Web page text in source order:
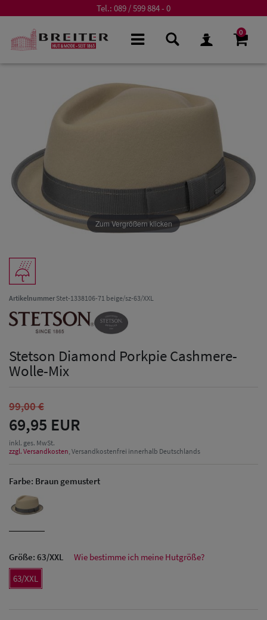
Tel.: 089 / 599 884 - 0
0
Herren
Baseball Cpas
Zum Vergrößern klicken
ArtikelnummerStet-1338106-71 beige/sz-63/XXL
Stetson Diamond Porkpie Cashmere-
Wolle-Mix
99,00 €
69,95 EUR
inkl. ges. MwSt.
zzgl. Versandkosten, Versandkostenfrei innerhalb Deutschlands
Farbe: Braun gemustert
Größe: 63/XXL
Wie bestimme ich meine Hutgröße?
63/XXL